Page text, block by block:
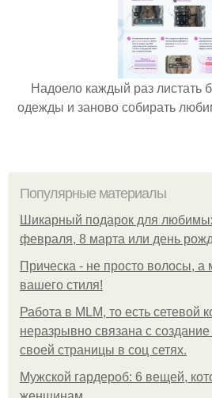
Надоело каждый раз листать
одежды и заново собирать
Популярные материалы
Шикарный подарок для
февраля, 8 марта или день
Прическа - не просто волосы,
вашего стиля!
Работа в MLM, то есть сетевой
неразрывно связана с создание
своей страницы в соц сетях.
Мужской гардероб: 6 вещей,